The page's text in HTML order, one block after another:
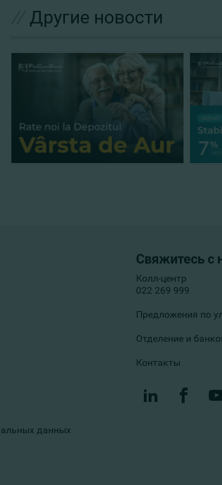
Другие новости
данных
Свяжитесь с
Колл-центр
022 269 999
Предложения по
Отделение и
Контакты